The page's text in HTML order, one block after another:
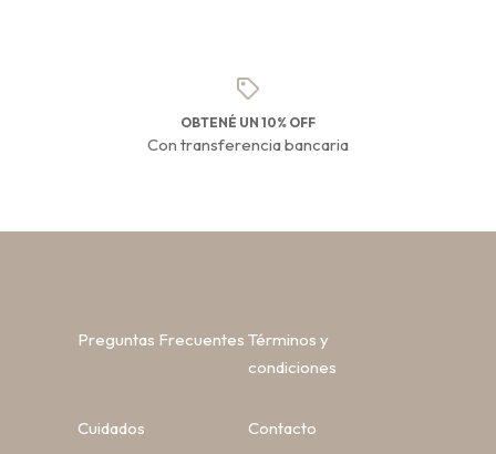
OBTENÉ UN 10% OFF
Con transferencia bancaria
Preguntas Frecuentes Términos y
condiciones
Cuidados Contacto